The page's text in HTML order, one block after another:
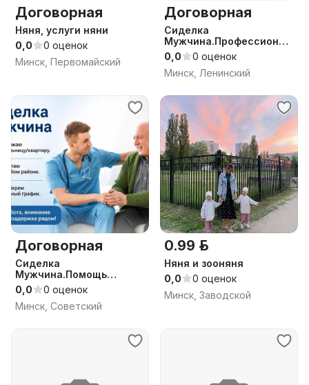
Договорная
Няня, услуги няни
0,0
0 оценок
Минск, Первомайский
Договорная
Сиделка
Мужчина.Профессионал
ьный уход за пожилыми
людьми.
0,0
0 оценок
Минск, Ленинский
Договорная
Сиделка
Мужчина.Помощь
пожилым людям.Опыт 15
лет.
0,0
0 оценок
Минск, Советский
0.99 р.
Няня и зооняня
0,0
0 оценок
Минск, Заводской